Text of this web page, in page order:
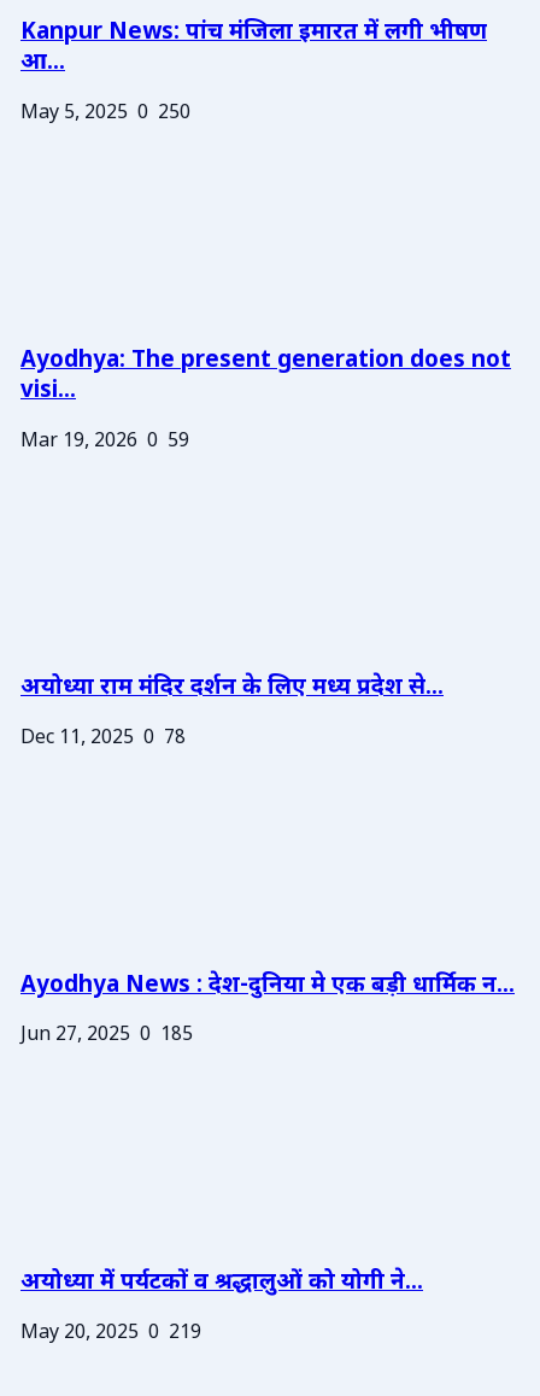
Kanpur News: पांच मंजिला इमारत में लगी भीषण
आ...
May 5, 2025 0 250
Ayodhya: The present generation does not
visi...
Mar 19, 2026 0 59
अयोध्या राम मंदिर दर्शन के लिए मध्य प्रदेश से...
Dec 11, 2025 0 78
Ayodhya News : देश-दुनिया मे एक बड़ी धार्मिक न...
Jun 27, 2025 0 185
अयोध्या में पर्यटकों व श्रद्धालुओं को योगी ने...
May 20, 2025 0 219